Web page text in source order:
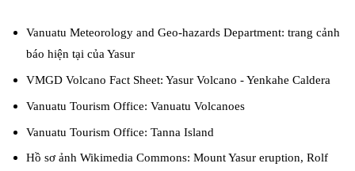
Vanuatu Meteorology and Geo-hazards Department: trang cảnh
báo hiện tại của Yasur
VMGD Volcano Fact Sheet: Yasur Volcano - Yenkahe Caldera
Vanuatu Tourism Office: Vanuatu Volcanoes
Vanuatu Tourism Office: Tanna Island
Hồ sơ ảnh Wikimedia Commons: Mount Yasur eruption, Rolf